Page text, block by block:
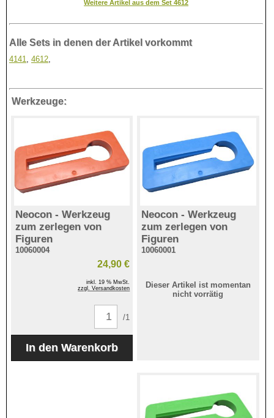
Weitere Artikel aus dem Set 4612
Alle Sets in denen der Artikel vorkommt
4141, 4612,
Werkzeuge:
Neocon - Werkzeug
zum zerlegen von
Figuren
10060004
24,90 €
inkl. 19 % MwSt.
zzgl. Versandkosten
/1
Neocon - Werkzeug
zum zerlegen von
Figuren
10060001
Dieser Artikel ist momentan
nicht vorrätig